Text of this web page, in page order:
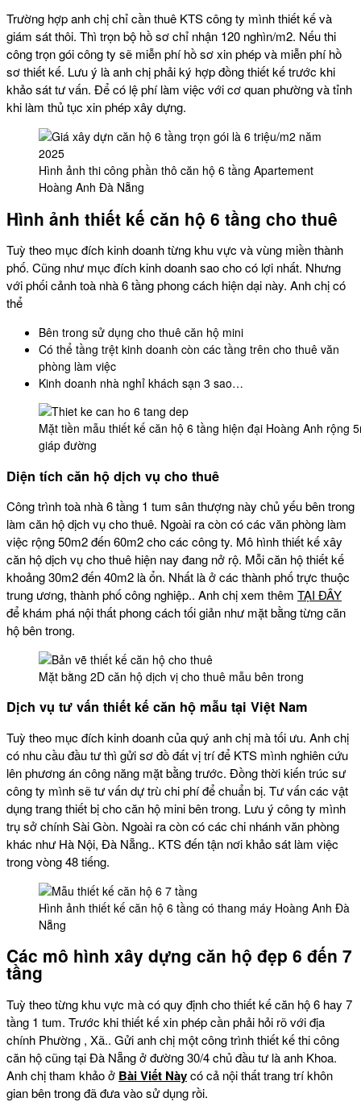
Trường hợp anh chị chỉ cần thuê KTS công ty mình thiết kế và
giám sát thôi. Thì trọn bộ hồ sơ chỉ nhận 120 nghìn/m2. Nếu thi
công trọn gói công ty sẽ miễn phí hồ sơ xin phép và miễn phí hồ
sơ thiết kế. Lưu ý là anh chị phải ký hợp đồng thiết kế trước khi
khảo sát tư vấn. Để có lệ phí làm việc với cơ quan phường và tỉnh
khi làm thủ tục xin phép xây dựng.
Hình ảnh thi công phần thô căn hộ 6 tầng Apartement
Hoàng Anh Đà Nẵng
Hình ảnh thiết kế căn hộ 6 tầng cho thuê
Tuỳ theo mục đích kinh doanh từng khu vực và vùng miền thành
phố. Cũng như mục đích kinh doanh sao cho có lợi nhất. Nhưng
với phối cảnh toà nhà 6 tầng phong cách hiện dại này. Anh chị có
thể
Bên trong sử dụng cho thuê căn hộ mini
Có thể tầng trệt kinh doanh còn các tầng trên cho thuê văn
phòng làm việc
Kinh doanh nhà nghỉ khách sạn 3 sao…
Mặt tiền mẫu thiết kế căn hộ 6 tầng hiện đại Hoàng Anh rộng
giáp đường
Diện tích căn hộ dịch vụ cho thuê
Công trình toà nhà 6 tầng 1 tum sân thượng này chủ yếu bên trong
làm căn hộ dịch vụ cho thuê. Ngoài ra còn có các văn phòng làm
việc rộng 50m2 đến 60m2 cho các công ty. Mô hình thiết kế xây
căn hộ dịch vụ cho thuê hiện nay đang nở rộ. Mỗi căn hộ thiết kế
khoảng 30m2 đến 40m2 là ổn. Nhất là ở các thành phố trực thuộc
trung ương, thành phố công nghiệp.. Anh chị xem thêm TẠI ĐÂY
để khám phá nội thất phong cách tối giản như mặt bằng từng căn
hộ bên trong.
Mặt bằng 2D căn hộ dịch vị cho thuê mẫu bên trong
Dịch vụ tư vấn thiết kế căn hộ mẫu tại Việt Nam
Tuỳ theo mục đích kinh doanh của quý anh chị mà tối ưu. Anh chị
có nhu cầu đầu tư thì gửi sơ đồ đất vị trí để KTS mình nghiên cứu
lên phương án công năng mặt bằng trước. Đồng thời kiến trúc sư
công ty mình sẽ tư vấn dự trù chi phí để chuẩn bị. Tư vấn các vật
dụng trang thiết bị cho căn hộ mini bên trong. Lưu ý công ty mình
trụ sở chính Sài Gòn. Ngoài ra còn có các chi nhánh văn phòng
khác như Hà Nội, Đà Nẵng.. KTS đến tận nơi khảo sát làm việc
trong vòng 48 tiếng.
Hình ảnh thiết kế căn hộ 6 tầng có thang máy Hoàng Anh Đà
Nẵng
Các mô hình xây dựng căn hộ đẹp 6 đến 7
tầng
Tuỳ theo từng khu vực mà có quy định cho thiết kế căn hộ 6 hay 7
tầng 1 tum. Trước khi thiết kế xin phép cần phải hỏi rõ với địa
chính Phường , Xã.. Gửi anh chị một công trình thiết kế thi công
căn hộ cũng tại Đà Nẵng ở đường 30/4 chủ đầu tư là anh Khoa.
Anh chị tham khảo ở Bài Viết Nàycó cả nội thất trang trí khôn
gian bên trong đã đưa vào sử dụng rồi.